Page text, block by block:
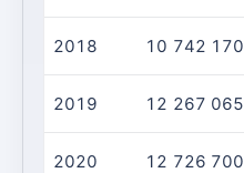
2018 10 742 170
2019 12 267 065
2020 12 726 700